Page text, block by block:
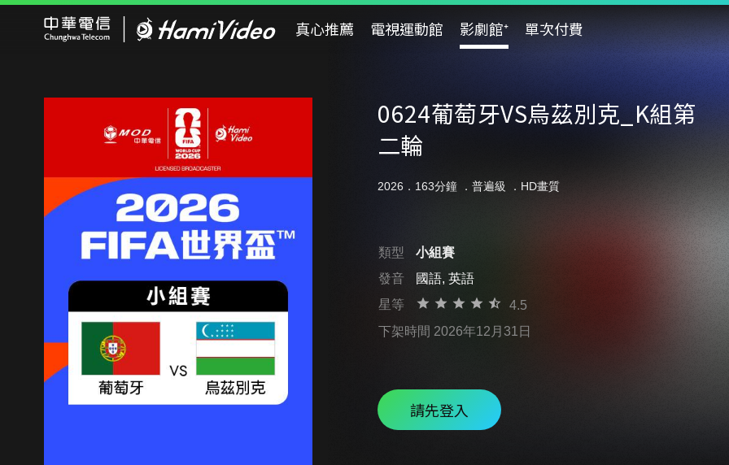
真心推薦 電視運動館 影劇館⁺ 單次付費
0624葡萄牙VS烏茲別克_K組第
二輪
2026．163分鐘 ． 普遍級 ．HD畫質
類型
小組賽
發音
國語, 英語
星等
4.5
下架時間 2026年12月31日
請先登入